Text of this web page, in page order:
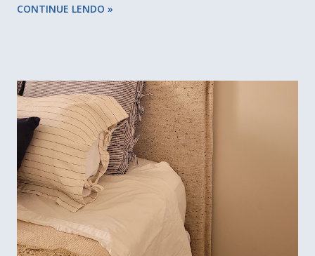
questão de custo, mas para deixar mais leve o ambiente. E
na bancada, atualmente temos feito muitos projetos assim.
O importante é colocar o azulejo sobre a bancada e vedar
muito bem com rejunte. Vamos começar pelo banheiro. O
azulejo protege as paredes da água e foi muito comum usá-
los em todas do banheiro. Quem se lembra da casa da Vó
com aqueles azulejinhos decorados que tanto fazem
sucesso hoje? Pois então, você pode colocar revestimento
apenas nas paredes do box, assim elas estarão protegi...
CONTINUE LENDO »